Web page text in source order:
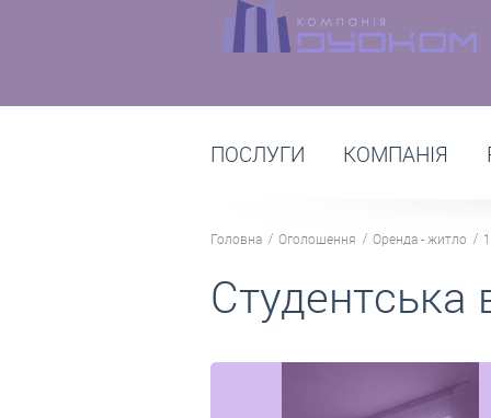
ПОСЛУГИ КОМПАНІЯ
Головна Оголошення Оренда - житло
Студентська